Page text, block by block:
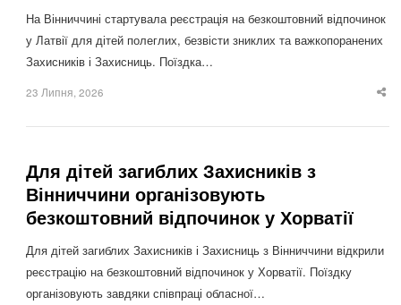
На Вінниччині стартувала реєстрація на безкоштовний відпочинок
у Латвії для дітей полеглих, безвісти зниклих та важкопоранених
Захисників і Захисниць. Поїздка…
23 Липня, 2026
Для дітей загиблих Захисників з
Вінниччини організовують
безкоштовний відпочинок у Хорватії
Для дітей загиблих Захисників і Захисниць з Вінниччини відкрили
реєстрацію на безкоштовний відпочинок у Хорватії. Поїздку
організовують завдяки співпраці обласної…